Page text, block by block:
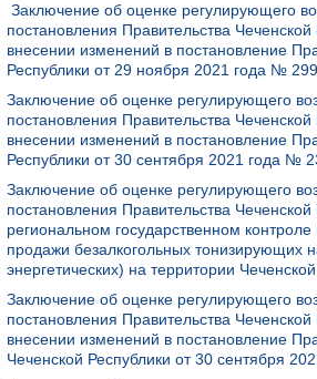
Заключение об оценке регулирующего
постановления Правительства
внесении изменений в постановление
Республики от 29 ноября 2021 года №
Заключение об оценке регулирующего
постановления Правительства
внесении изменений в постановление
Республики от 30 сентября 2021 года №
Заключение об оценке регулирующего
постановления Правительства
региональном государственном
продажи безалкогольных тонизирующих
энергетических) на территории
Заключение об оценке регулирующего
постановления Правительства
внесении изменений в постановление
Чеченской Республики от 30 сентября